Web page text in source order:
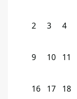
2 3 4
9 10 11
16 17 18